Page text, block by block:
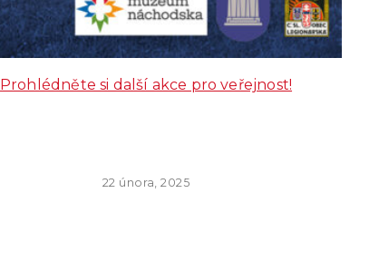
Prohlédněte si další akce pro veřejnost!
22 února, 2025